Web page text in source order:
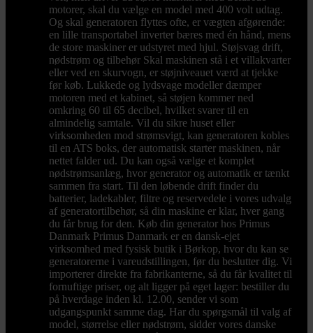
motorer, skal du vælge en model med 400 volt udtag.
Og skal generatoren flyttes ofte, er vægten afgørende:
en lille transportabel inverter bæres med én hånd, mens
de store maskiner er udstyret med hjul. Støjsvag drift,
nødstrøm og tilbehør Skal maskinen stå i et villakvarter
eller ved en skurvogn, er støjniveauet værd at tjekke
før køb. Lukkede og lydsvage modeller dæmper
motoren med et kabinet, så støjen kommer ned
omkring 60 til 65 decibel, hvilket svarer til en
almindelig samtale. Vil du sikre huset eller
virksomheden mod strømsvigt, kan generatoren kobles
til en ATS boks, der automatisk starter maskinen, når
nettet falder ud. Du kan også vælge et komplet
nødstrømsanlæg, hvor generator og automatik er tænkt
sammen fra start. Til den løbende drift finder du
batterier, ladekabler, filtre og reservedele i vores udvalg
af generatortilbehør, så din maskine er klar, hver gang
du får brug for den. Køb din generator hos Primus
Danmark Primus Danmark er en dansk-ejet
virksomhed med fysisk butik i Børkop, hvor du kan se
generatorerne i vareudstillingen, før du beslutter dig. Vi
importerer direkte fra fabrikanterne, så du får kvalitet til
fornuftige priser, og alt ligger på eget lager: bestiller du
på hverdage inden kl. 12.00, sender vi som
udgangspunkt samme dag. Har du spørgsmål til valg af
model, størrelse eller nødstrøm, sidder vores danske